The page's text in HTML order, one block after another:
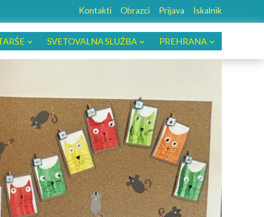
Kontakti Obrazci Prijava Iskalnik
SVETOVALNA SLUŽBA PREHRANA